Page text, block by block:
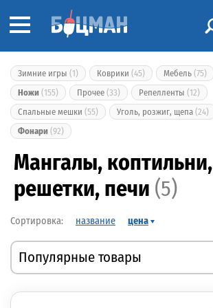
Зимние игры (1) Коврики (45) Мебель (75)
Ножи (155) Прочее (33) Репелленты (12)
Спальные мешки (55) Уголь, розжиг, щепа (24)
Фонари (92)
Мангалы, коптильни,
решетки, печи (5)
название цена
Популярные товары